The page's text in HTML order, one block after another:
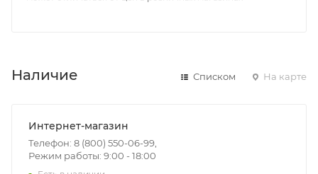
Наличие Списком На карте
Интернет-магазин
Телефон: 8 (800) 550-06-99,
Режим работы: 9:00 - 18:00